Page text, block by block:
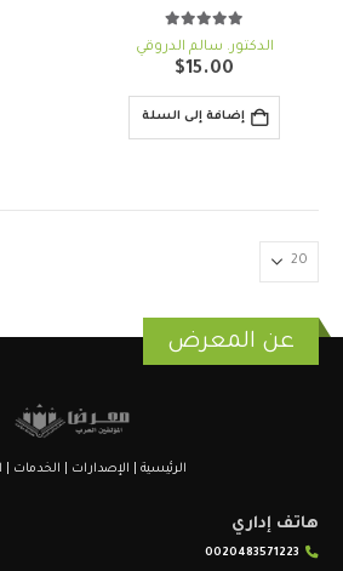
out of 5
الدكتور. سالم الدروقي
$15.00
إضافة إلى السلة
عن المعرض
الرئيسية الإصدارات الخدمات
هاتف إداري
0020483571223